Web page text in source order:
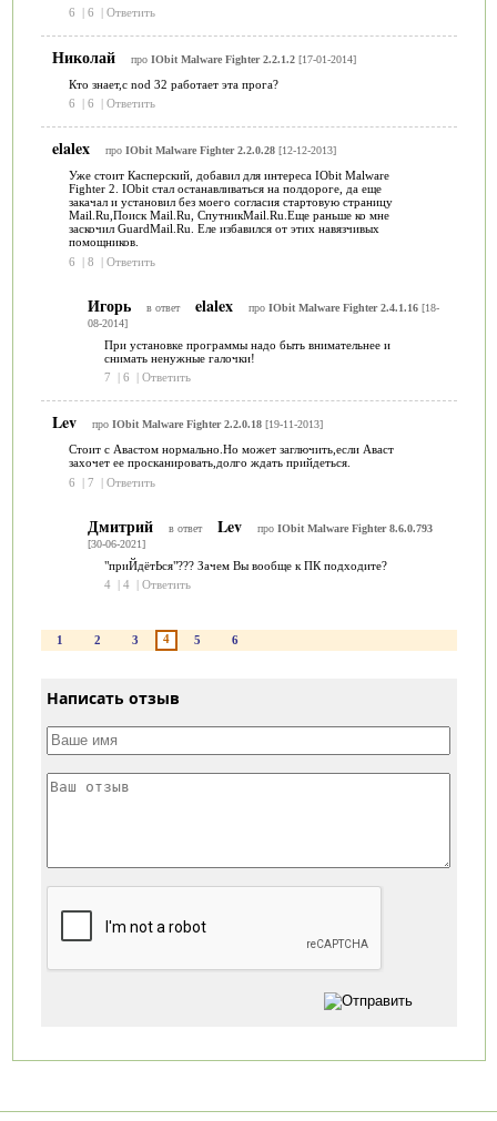
6
| 6 | Ответить
Николай про IObit Malware Fighter 2.2.1.2[17-01-2014]
Кто знает,с nod 32 работает эта прога?
6
| 6 | Ответить
elalex про IObit Malware Fighter 2.2.0.28[12-12-2013]
Уже стоит Касперский, добавил для интереса IObit Malware
Fighter 2. IObit стал останавливаться на полдороге, да еще
закачал и установил без моего согласия стартовую страницу
Mail.Ru,Поиск Mail.Ru, СпутникMail.Ru.Еще раньше ко мне
заскочил GuardMail.Ru. Еле избавился от этих навязчивых
помощников.
6
| 8 | Ответить
Игорь в ответ elalex про IObit Malware Fighter 2.4.1.16[18-
08-2014]
При установке программы надо быть внимательнее и
снимать ненужные галочки!
7
| 6 | Ответить
Lev про IObit Malware Fighter 2.2.0.18[19-11-2013]
Стоит с Авастом нормально.Но может заглючить,если Аваст
захочет ее просканировать,долго ждать прийдеться.
6
| 7 | Ответить
Дмитрий в ответ Lev про IObit Malware Fighter 8.6.0.793
[30-06-2021]
"приЙдётЬся"??? Зачем Вы вообще к ПК подходите?
4 | 4 | Ответить
1 2 3 4 5 6
Написать отзыв